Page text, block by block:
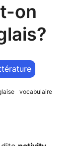
on
vocabulaire